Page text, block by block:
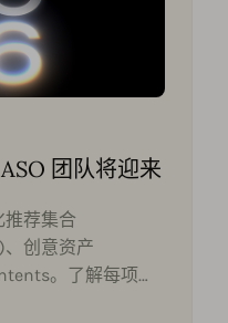
团队将迎来
推荐集合
创意资产
。了解每项发
略的意义。